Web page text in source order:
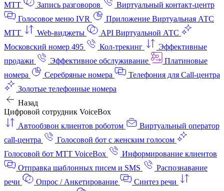
МТТ
Запись разговоров
Виртуальный контакт‑центр
Голосовое меню IVR
Приложение Виртуальная АТС
МТТ
Web-виджеты
API Виртуальной АТС
Московский номер 495
Кол-трекинг
Эффективные
продажи
Эффективное обслуживание
Платиновые
номера
Серебряные номера
Телефония для Call-центра
Золотые телефонные номера
Назад
Цифровой сотрудник VoiceBox
Автообзвон клиентов роботом
Виртуальный оператор
call-центра
Голосовой бот с женским голосом
Голосовой бот МТТ VoiceBox
Информирование клиентов
Отправка шаблонных писем и SMS
Распознавание
речи
Опрос / Анкетирование
Синтез речи